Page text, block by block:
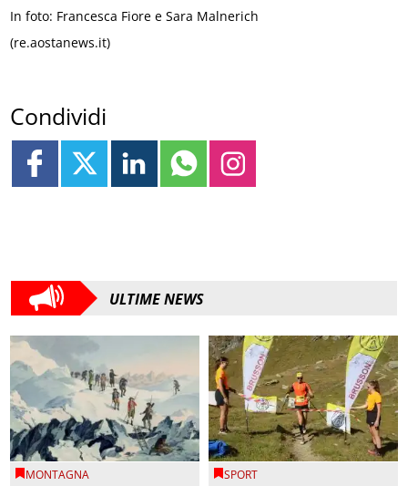
In foto: Francesca Fiore e Sara Malnerich
(re.aostanews.it)
Condividi
ULTIME NEWS
MONTAGNA SPORT